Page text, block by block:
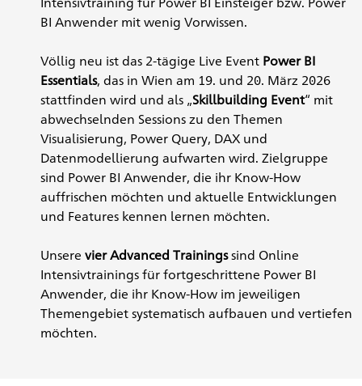
BI Anwender mit wenig Vorwissen.
Völlig neu ist das 2-tägige Live Event Power BI
Essentials, das in Wien am 19. und 20. März 2026
stattfinden wird und als „Skillbuilding Event“ mit
abwechselnden Sessions zu den Themen
Visualisierung, Power Query, DAX und
Datenmodellierung aufwarten wird. Zielgruppe
sind Power BI Anwender, die ihr Know-How
auffrischen möchten und aktuelle Entwicklungen
und Features kennen lernen möchten.
Unsere vier Advanced Trainingssind Online
Intensivtrainings für fortgeschrittene Power BI
Anwender, die ihr Know-How im jeweiligen
Themengebiet systematisch aufbauen und vertiefen
möchten.